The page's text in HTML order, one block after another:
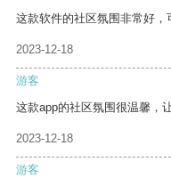
这款软件的社区氛围非常好，
2023-12-18
游客
这款app的社区氛围很温馨，
2023-12-18
游客